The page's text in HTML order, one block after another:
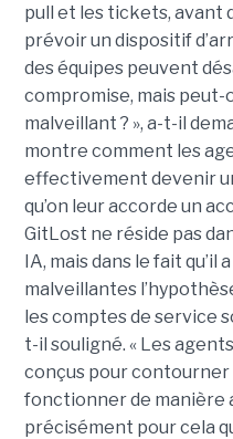
pull et les tickets, avant
prévoir un dispositif
des équipes peuvent
compromise, mais
malveillant ? », a-t-il
montre comment les
effectivement devenir
qu’on leur accorde un
GitLost ne réside pas
IA, mais dans le fait qu’il
malveillantes
les comptes de service
t-il souligné. « Les
conçus pour
fonctionner de manière
précisément pour cela